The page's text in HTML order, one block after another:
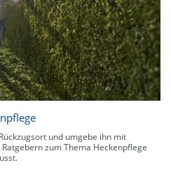
und umgebe ihn mit
zum Thema Heckenpflege